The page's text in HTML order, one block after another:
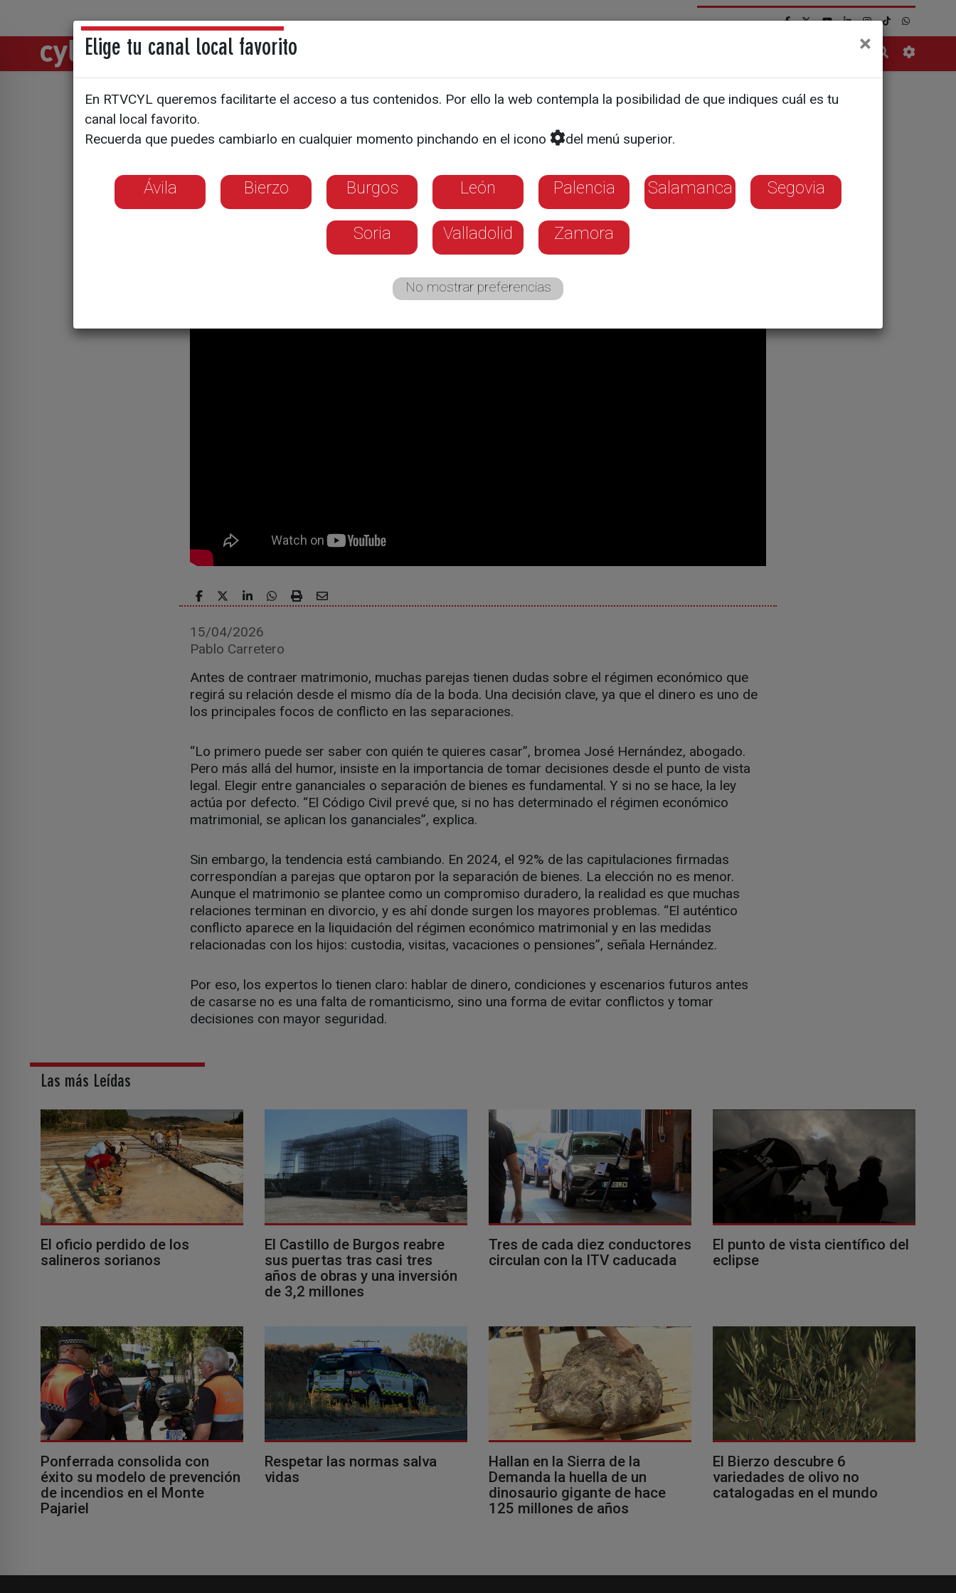
Directos Noticias
Hablar del régimen económico, clave antes
de casarse
Los abogados recomiendan planificar previamente las uniones para evitar
disgustos
15/04/2026
Pablo Carretero
Antes de contraer matrimonio, muchas parejas tienen dudas sobre el régimen económico que
regirá su relación desde el mismo día de la boda. Una decisión clave, ya que el dinero es uno de
los principales focos de conflicto en las separaciones.
“Lo primero puede ser saber con quién te quieres casar”, bromea José Hernández, abogado.
Pero más allá del humor, insiste en la importancia de tomar decisiones desde el punto de vista
legal. Elegir entre gananciales o separación de bienes es fundamental. Y si no se hace, la ley
actúa por defecto. “El Código Civil prevé que, si no has determinado el régimen económico
matrimonial, se aplican los gananciales”, explica.
Sin embargo, la tendencia está cambiando. En 2024, el 92% de las capitulaciones firmadas
correspondían a parejas que optaron por la separación de bienes. La elección no es menor.
Aunque el matrimonio se plantee como un compromiso duradero, la realidad es que muchas
relaciones terminan en divorcio, y es ahí donde surgen los mayores problemas. “El auténtico
conflicto aparece en la liquidación del régimen económico matrimonial y en las medidas
relacionadas con los hijos: custodia, visitas, vacaciones o pensiones”, señala Hernández.
Por eso, los expertos lo tienen claro: hablar de dinero, condiciones y escenarios futuros antes
de casarse no es una falta de romanticismo, sino una forma de evitar conflictos y tomar
decisiones con mayor seguridad.
Las más Leídas
El oficio perdido de los
salineros sorianos
El Castillo de Burgos reabre
sus puertas tras casi tres
años de obras y una inversión
de 3,2 millones
Tres de cada diez conductores
circulan con la ITV caducada
El punto de vista científico del
eclipse
Ponferrada consolida con
éxito su modelo de prevención
de incendios en el Monte
Pajariel
Respetar las normas salva
vidas
Hallan en la Sierra de la
Demanda la huella de un
dinosaurio gigante de hace
125 millones de años
El Bierzo descubre 6
variedades de olivo no
catalogadas en el mundo
Elige tu canal local favorito ×
En RTVCYL queremos facilitarte el acceso a tus contenidos. Por ello la web contempla la posibilidad de que indiques cuál es tu
canal local favorito.
Recuerda que puedes cambiarlo en cualquier momento pinchando en el icono
del menú superior.
Ávila Bierzo Burgos León Palencia Salamanca Segovia
Soria Valladolid Zamora
No mostrar preferencias